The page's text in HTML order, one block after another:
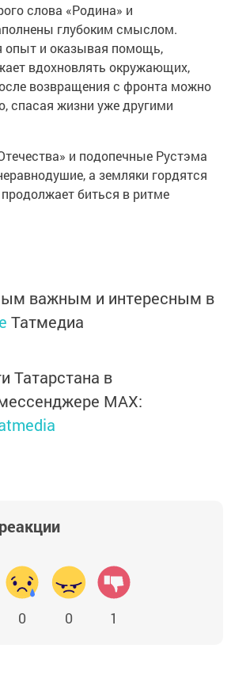
слова «Родина» и
глубоким смыслом.
опыт и оказывая помощь,
вдохновлять окружающих,
возвращения с фронта можно
спасая жизни уже другими
и подопечные Рустэма
а земляки гордятся
биться в ритме
важным и интересным в
Татмедиа
Татарстана в
MАХ:
0 0 1